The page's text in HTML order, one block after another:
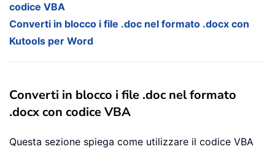
codice VBA
Converti in blocco i file .doc nel formato .docx con
Kutools per Word
Converti in blocco i file .doc nel formato
.docx con codice VBA
Questa sezione spiega come utilizzare il codice VBA